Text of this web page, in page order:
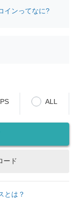
インってなに?
ALL
ード
とは？